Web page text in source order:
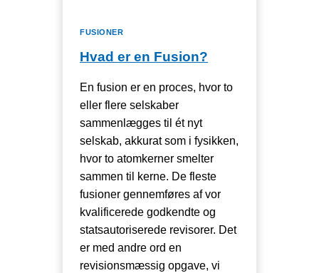
FUSIONER
Hvad er en Fusion?
En fusion er en proces, hvor to
eller flere selskaber
sammenlægges til ét nyt
selskab, akkurat som i fysikken,
hvor to atomkerner smelter
sammen til kerne. De fleste
fusioner gennemføres af vor
kvalificerede godkendte og
statsautoriserede revisorer. Det
er med andre ord en
revisionsmæssig opgave, vi